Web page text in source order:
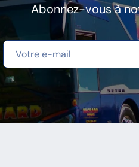
Abonnez-vous à